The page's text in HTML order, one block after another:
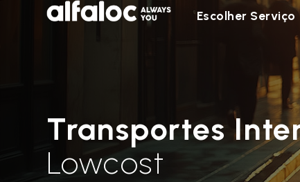
Escolher Serviço
Transportes
Lowcost